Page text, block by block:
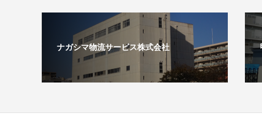
ナガシマ物流サービス株式会社